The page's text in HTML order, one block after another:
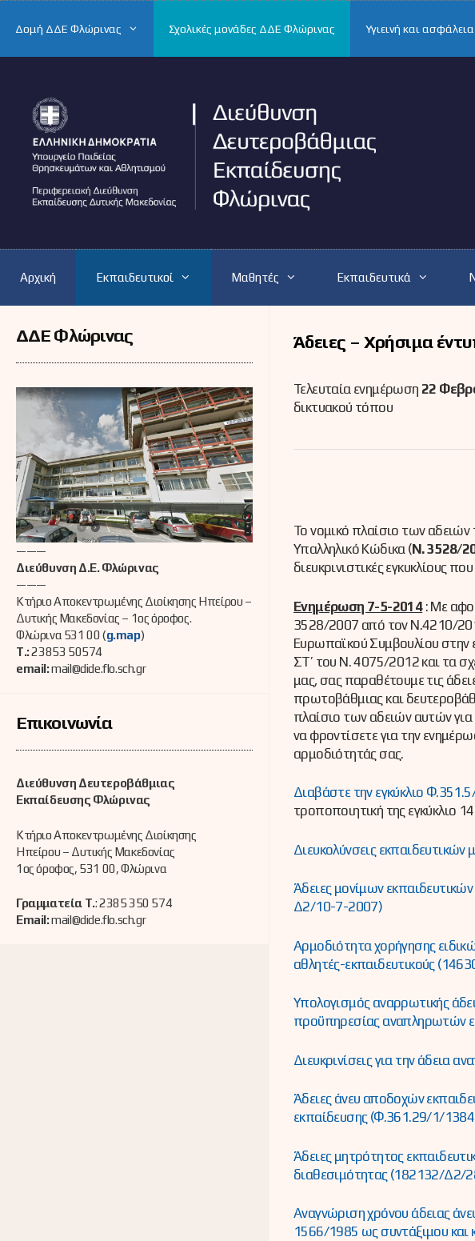
Δομή ΔΔΕ Φλώρινας Σχολικές μονάδες ΔΔΕ Φλώρινας Υγιεινή και
Αρχική Εκπαιδευτικοί Μαθητές Εκπαιδευτικά
Άδειες – Χρήσιμα
Τελευταία ενημέρωση 22
δικτυακού τόπου
Το νομικό πλαίσιο των
Υπαλληλικό Κώδικα (Ν. 3528/
διευκρινιστικές εγκυκλίους
Ενημέρωση 7-5-2014: Με
3528/2007 από τον Ν.4210/
Ευρωπαϊκού Συμβουλίου στην
ΣΤ’ του Ν. 4075/2012 και τα
μας, σας παραθέτουμε τις
πρωτοβάθμιας και
πλαίσιο των αδειών αυτών
να φροντίσετε για την
αρμοδιότητάς σας.
Διαβάστε την εγκύκλιο
τροποποιητική της εγκύκλιο
Διευκολύνσεις
Άδειες μονίμων
Δ2/10-7-2007)
Αρμοδιότητα χορήγησης
αθλητές-εκπαιδευτικούς
Υπολογισμός αναρρωτικής
προϋπηρεσίας αναπληρωτών
Διευκρινίσεις για την
Άδειες άνευ αποδοχών
εκπαίδευσης (Φ.361.29/1/
Άδειες μητρότητος
διαθεσιμότητας (182132/Δ2/
Αναγνώριση χρόνου άδειας
1566/1985 ως συντάξιμου
ΔΔΕ Φλώρινας
———
Διεύθυνση Δ.Ε. Φλώρινας
———
Κτήριο Αποκεντρωμένης Διοίκησης Ηπείρου –
Δυτικής Μακεδονίας – 1ος όροφος.
Φλώρινα 531 00 (g.map)
Τ.:23853 50574
email:mail@dide.flo.sch.gr
Επικοινωνία
Διεύθυνση Δευτεροβάθμιας
Εκπαίδευσης Φλώρινας
Κτήριο Αποκεντρωμένης Διοίκησης
Ηπείρου – Δυτικής Μακεδονίας
1ος όροφος, 531 00, Φλώρινα
Γραμματεία Τ.: 2385 350 574
Email:mail@dide.flo.sch.gr